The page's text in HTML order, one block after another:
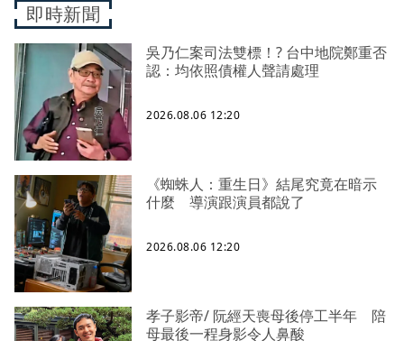
即時新聞
吳乃仁案司法雙標！? 台中地院鄭重否
認：均依照債權人聲請處理
2026.08.06 12:20
《蜘蛛人：重生日》結尾究竟在暗示
什麼 導演跟演員都說了
2026.08.06 12:20
孝子影帝/ 阮經天喪母後停工半年 陪
母最後一程身影令人鼻酸